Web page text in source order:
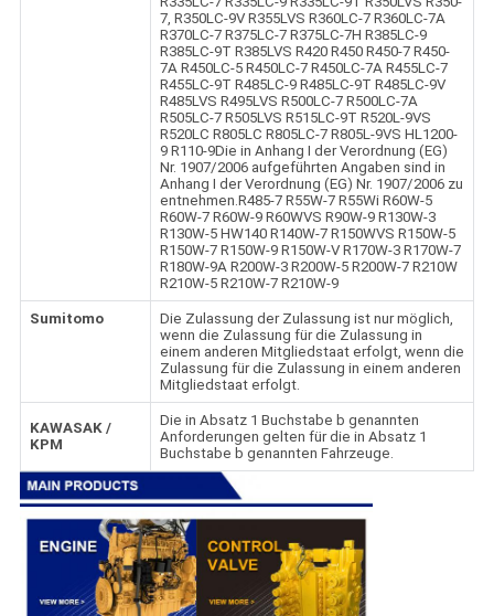
7, R350LC-9V R355LVS R360LC-7 R360LC-7A
R370LC-7 R375LC-7 R375LC-7H R385LC-9
R385LC-9T R385LVS R420 R450 R450-7 R450-
7A R450LC-5 R450LC-7 R450LC-7A R455LC-7
R455LC-9T R485LC-9 R485LC-9T R485LC-9V
R485LVS R495LVS R500LC-7 R500LC-7A
R505LC-7 R505LVS R515LC-9T R520L-9VS
R520LC R805LC R805LC-7 R805L-9VS HL1200-
9 R110-9Die in Anhang I der Verordnung (EG)
Nr. 1907/2006 aufgeführten Angaben sind in
Anhang I der Verordnung (EG) Nr. 1907/2006 zu
entnehmen.R485-7 R55W-7 R55Wi R60W-5
R60W-7 R60W-9 R60WVS R90W-9 R130W-3
R130W-5 HW140 R140W-7 R150WVS R150W-5
R150W-7 R150W-9 R150W-V R170W-3 R170W-7
R180W-9A R200W-3 R200W-5 R200W-7 R210W
R210W-5 R210W-7 R210W-9
Sumitomo
Die Zulassung der Zulassung ist nur möglich,
wenn die Zulassung für die Zulassung in
einem anderen Mitgliedstaat erfolgt, wenn die
Zulassung für die Zulassung in einem anderen
Mitgliedstaat erfolgt.
KAWASAK /
KPM
Die in Absatz 1 Buchstabe b genannten
Anforderungen gelten für die in Absatz 1
Buchstabe b genannten Fahrzeuge.